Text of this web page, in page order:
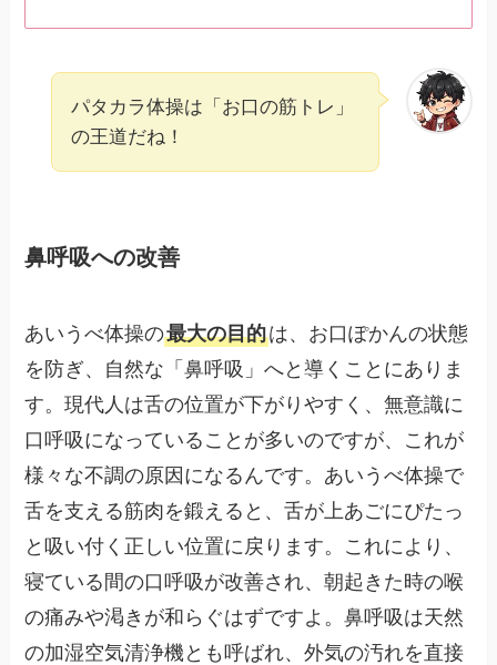
パタカラ体操は「お口の筋トレ」
の王道だね！
鼻呼吸への改善
あいうべ体操の最大の目的は、お口ぽかんの状態
を防ぎ、自然な「鼻呼吸」へと導くことにありま
す。現代人は舌の位置が下がりやすく、無意識に
口呼吸になっていることが多いのですが、これが
様々な不調の原因になるんです。あいうべ体操で
舌を支える筋肉を鍛えると、舌が上あごにぴたっ
と吸い付く正しい位置に戻ります。これにより、
寝ている間の口呼吸が改善され、朝起きた時の喉
の痛みや渇きが和らぐはずですよ。鼻呼吸は天然
の加湿空気清浄機とも呼ばれ、外気の汚れを直接